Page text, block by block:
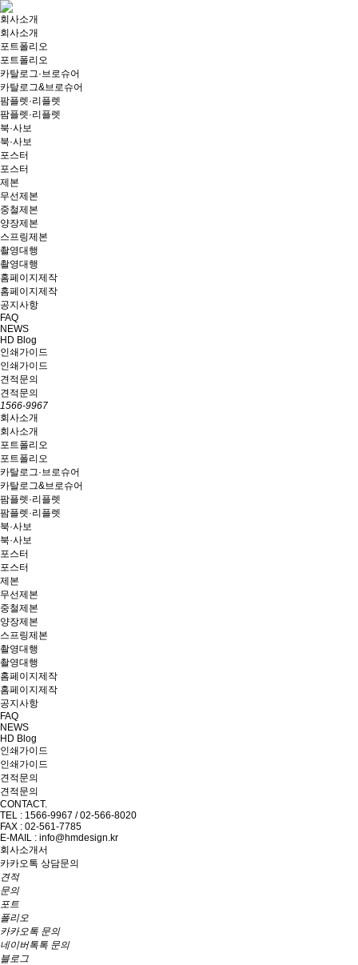
회사소개
회사소개
포트폴리오
포트폴리오
카탈로그·브로슈어
카탈로그&브로슈어
팜플렛·리플렛
팜플렛·리플렛
북·사보
북·사보
포스터
포스터
제본
무선제본
중철제본
양장제본
스프링제본
촬영대행
촬영대행
홈페이지제작
홈페이지제작
공지사항
FAQ
NEWS
HD Blog
인쇄가이드
인쇄가이드
견적문의
견적문의
1566-9967
회사소개
회사소개
포트폴리오
포트폴리오
카탈로그·브로슈어
카탈로그&브로슈어
팜플렛·리플렛
팜플렛·리플렛
북·사보
북·사보
포스터
포스터
제본
무선제본
중철제본
양장제본
스프링제본
촬영대행
촬영대행
홈페이지제작
홈페이지제작
공지사항
FAQ
NEWS
HD Blog
인쇄가이드
인쇄가이드
견적문의
견적문의
CONTACT.
TEL : 1566-9967 / 02-566-8020
FAX : 02-561-7785
E-MAIL : info@hmdesign.kr
회사소개서
카카오톡 상담문의
견적
문의
포트
폴리오
카카오톡 문의
네이버톡톡 문의
블로그